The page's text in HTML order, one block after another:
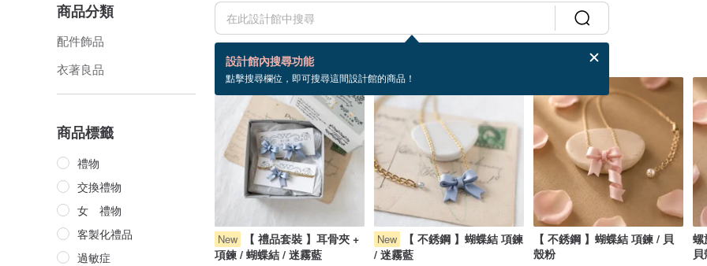
商品分類
配件飾品
衣著良品
商品標籤
禮物
交換禮物
女 禮物
客製化禮品
過敏症
設計館內搜尋功能
點擊搜尋欄位，即可搜尋這間設計館的商品！
112 個商品
New
【 禮品套裝 】耳骨夾 +
項鍊 / 蝴蝶結 / 迷霧藍
New
【 不銹鋼 】蝴蝶結 項鍊
/ 迷霧藍
【 不銹鋼 】蝴蝶結 項鍊 / 貝
殼粉
螺